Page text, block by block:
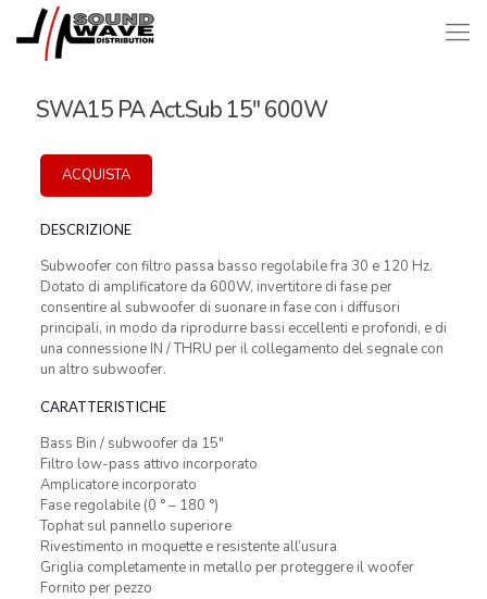
SWA15 PA Act.Sub 15″ 600W
ACQUISTA
DESCRIZIONE
Subwoofer con filtro passa basso regolabile fra 30 e 120 Hz.
Dotato di amplificatore da 600W, invertitore di fase per
consentire al subwoofer di suonare in fase con i diffusori
principali, in modo da riprodurre bassi eccellenti e profondi, e di
una connessione IN / THRU per il collegamento del segnale con
un altro subwoofer.
CARATTERISTICHE
Bass Bin / subwoofer da 15″
Filtro low-pass attivo incorporato
Amplicatore incorporato
Fase regolabile (0 ° – 180 °)
Tophat sul pannello superiore
Rivestimento in moquette e resistente all’usura
Griglia completamente in metallo per proteggere il woofer
Fornito per pezzo